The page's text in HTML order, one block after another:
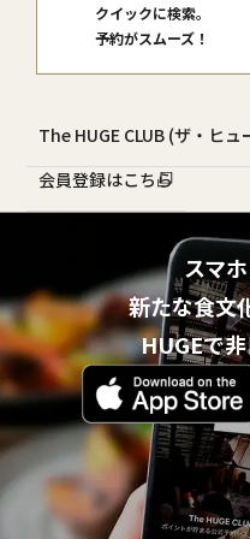
クイックに検索。
予約がスムーズ！
The HUGE CLUB (ザ・ヒ
会員登録はこちら
スマ
新たな食文
HUGEで